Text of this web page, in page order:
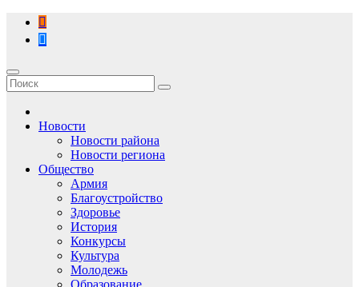
Перейти
содержимому
Новости
Новости района
Новости региона
Общество
Армия
Благоустройство
Здоровье
История
Конкурсы
Культура
Молодежь
Образование